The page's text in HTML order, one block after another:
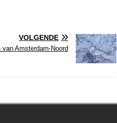
VOLGENDE
van Amsterdam-Noord